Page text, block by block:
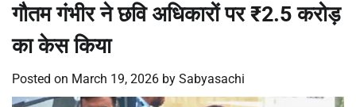
गौतम गंभीर ने छवि अधिकारों पर ₹2.5 करोड़
का केस किया
Posted on March 19, 2026 by Sabyasachi